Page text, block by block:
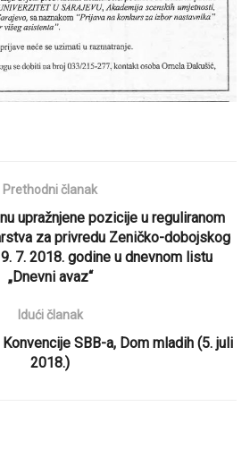
Prethodni članak
upražnjene pozicije u reguliranom
za privredu Zeničko-dobojskog
7. 2018. godine u dnevnom listu
„Dnevni avaz“
Idući članak
SBB-a, Dom mladih (5. juli
2018.)